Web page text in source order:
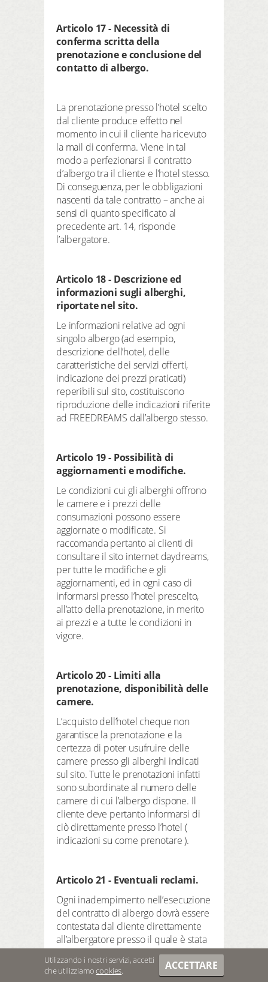
Articolo 17 - Necessità di
conferma scritta della
prenotazione e conclusione del
contatto di albergo.
La prenotazione presso l’hotel scelto
dal cliente produce effetto nel
momento in cui il cliente ha ricevuto
la mail di conferma. Viene in tal
modo a perfezionarsi il contratto
d’albergo tra il cliente e l’hotel stesso.
Di conseguenza, per le obbligazioni
nascenti da tale contratto – anche ai
sensi di quanto specificato al
precedente art. 14, risponde
l’albergatore.
Articolo 18 - Descrizione ed
informazioni sugli alberghi,
riportate nel sito.
Le informazioni relative ad ogni
singolo albergo (ad esempio,
descrizione dell’hotel, delle
caratteristiche dei servizi offerti,
indicazione dei prezzi praticati)
reperibili sul sito, costituiscono
riproduzione delle indicazioni riferite
ad FREEDREAMS dall’albergo stesso.
Articolo 19 - Possibilità di
aggiornamenti e modifiche.
Le condizioni cui gli alberghi offrono
le camere e i prezzi delle
consumazioni possono essere
aggiornate o modificate. Si
raccomanda pertanto ai clienti di
consultare il sito internet daydreams,
per tutte le modifiche e gli
aggiornamenti, ed in ogni caso di
informarsi presso l’hotel prescelto,
all’atto della prenotazione, in merito
ai prezzi e a tutte le condizioni in
vigore.
Articolo 20 - Limiti alla
prenotazione, disponibilità delle
camere.
L’acquisto dell’hotel cheque non
garantisce la prenotazione e la
certezza di poter usufruire delle
camere presso gli alberghi indicati
sul sito. Tutte le prenotazioni infatti
sono subordinate al numero delle
camere di cui l’albergo dispone. Il
cliente deve pertanto informarsi di
ciò direttamente presso l’hotel (
indicazioni su come prenotare ).
Articolo 21 - Eventuali reclami.
Ogni inadempimento nell’esecuzione
del contratto di albergo dovrà essere
contestata dal cliente direttamente
all’albergatore presso il quale è stata
effettuata la prenotazione. Si
consiglia al cliente di informare la
succursale italiana di FREEDREAMS
Utilizzando i nostri servizi, accetti
che utilizziamocookies. ACCETTARE